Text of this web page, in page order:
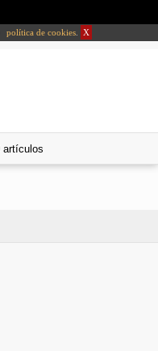
política de cookies X